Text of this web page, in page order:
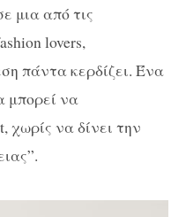
μια από τις
lovers,
πάντα κερδίζει. Ένα
μπορεί να
να δίνει την